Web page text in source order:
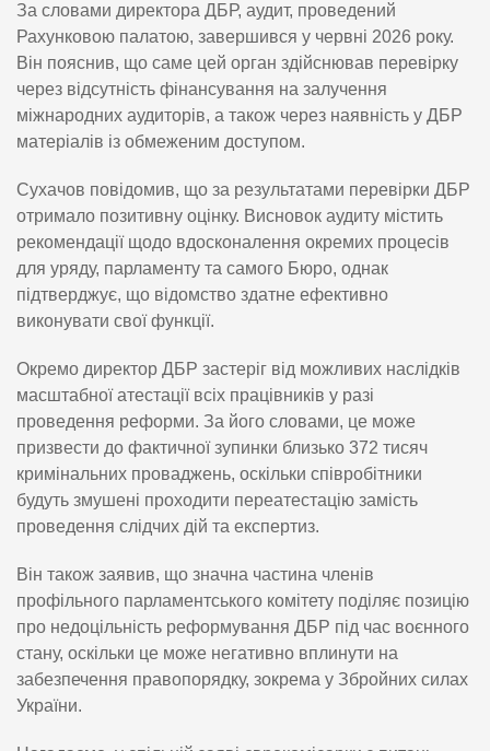
За словами директора ДБР, аудит, проведений
Рахунковою палатою, завершився у червні 2026 року.
Він пояснив, що саме цей орган здійснював перевірку
через відсутність фінансування на залучення
міжнародних аудиторів, а також через наявність у ДБР
матеріалів із обмеженим доступом.
Сухачов повідомив, що за результатами перевірки ДБР
отримало позитивну оцінку. Висновок аудиту містить
рекомендації щодо вдосконалення окремих процесів
для уряду, парламенту та самого Бюро, однак
підтверджує, що відомство здатне ефективно
виконувати свої функції.
Окремо директор ДБР застеріг від можливих наслідків
масштабної атестації всіх працівників у разі
проведення реформи. За його словами, це може
призвести до фактичної зупинки близько 372 тисяч
кримінальних проваджень, оскільки співробітники
будуть змушені проходити переатестацію замість
проведення слідчих дій та експертиз.
Він також заявив, що значна частина членів
профільного парламентського комітету поділяє позицію
про недоцільність реформування ДБР під час воєнного
стану, оскільки це може негативно вплинути на
забезпечення правопорядку, зокрема у Збройних силах
України.